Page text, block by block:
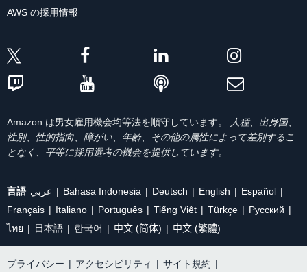
AWS の採用情報
Amazon は男女雇用機会均等法を順守しています。
人種、出身国、
性別、性的指向、障がい、年齢、その他の属性によって差別するこ
となく、平等に採用選考の機会を提供しています。
言語 عربي Bahasa Indonesia Deutsch English
Español
Français
Italiano Português Tiếng Việt Türkçe
Ρусский
ไทย
日本語 한국어 中文 (简体) 中文 (繁體)
プライバシー | アクセシビリティ | サイト規約 |